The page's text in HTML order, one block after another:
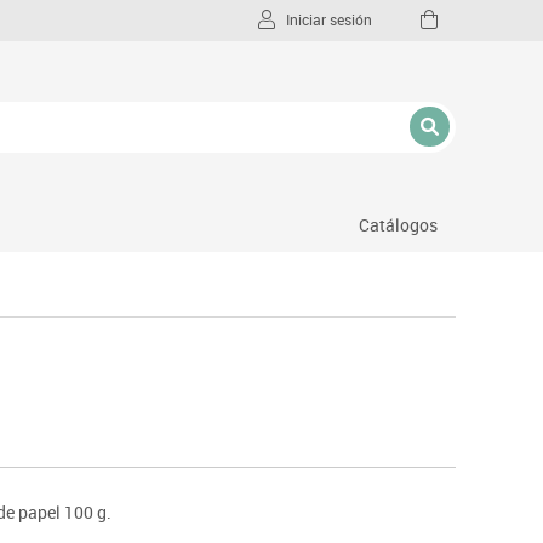
Iniciar sesión
Catálogos
papel 100 g.